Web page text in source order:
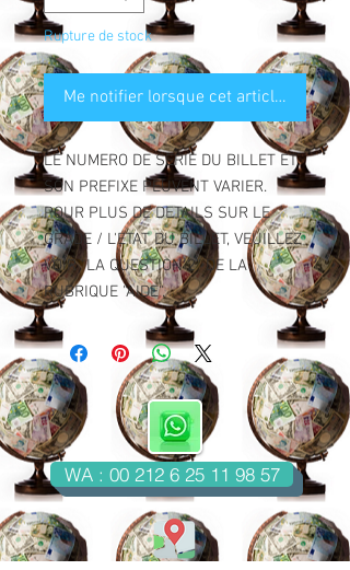
Rupture de stock
Me notifier lorsque cet article est
LE NUMERO DE SERIE DU BILLET ET
SON PREFIXE PEUVENT VARIER.
POUR PLUS DE DETAILS SUR LE
GRADE / L'ETAT DU BILLET, VEUILLEZ
VOIR "LA QUESTION 2" DE LA
RUBRIQUE "AIDE".
WA : 00 212 6 25 11 98 57